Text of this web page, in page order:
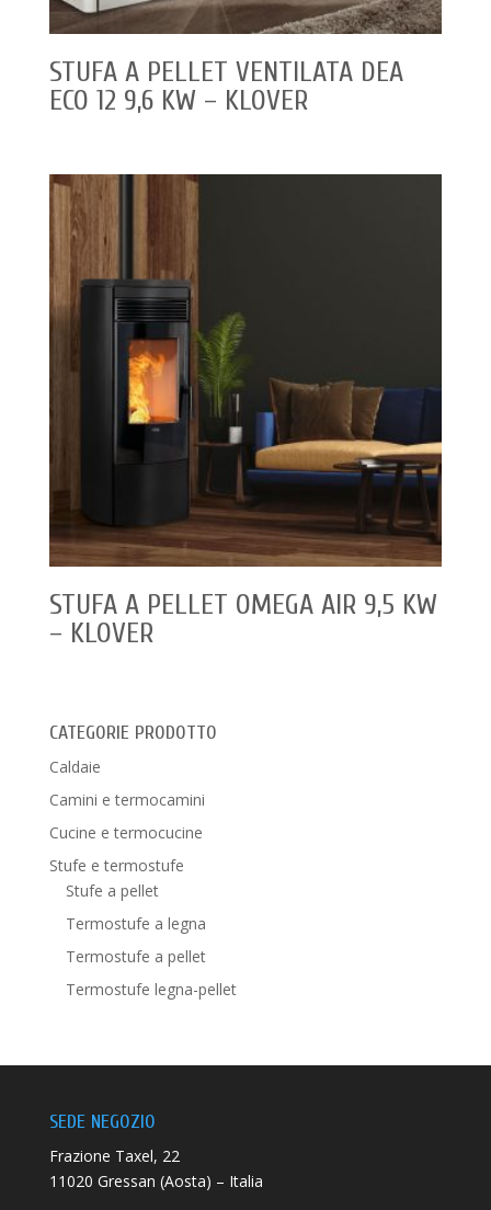
STUFA A PELLET VENTILATA DEA
ECO 12 9,6 KW – KLOVER
STUFA A PELLET OMEGA AIR 9,5 KW
– KLOVER
CATEGORIE PRODOTTO
Caldaie
Camini e termocamini
Cucine e termocucine
Stufe e termostufe
Stufe a pellet
Termostufe a legna
Termostufe a pellet
Termostufe legna-pellet
SEDE NEGOZIO
Frazione Taxel, 22
11020 Gressan (Aosta) – Italia